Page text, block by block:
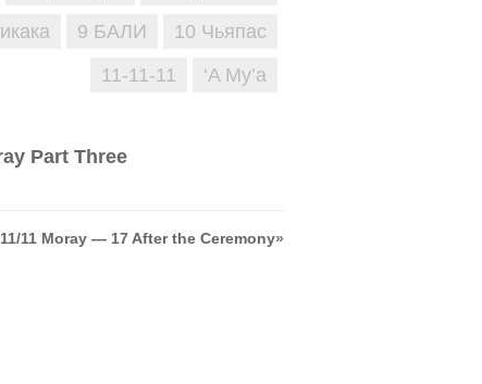
10 Чьяпас
9 БАЛИ
‘A Mу’a
11-11-11
Part Three
11/11 Moray — 17 After the Ceremony»